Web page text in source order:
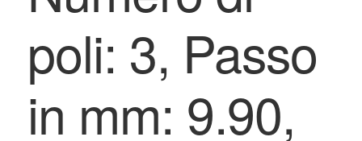
poli: 3, Passo
in mm: 9.90,